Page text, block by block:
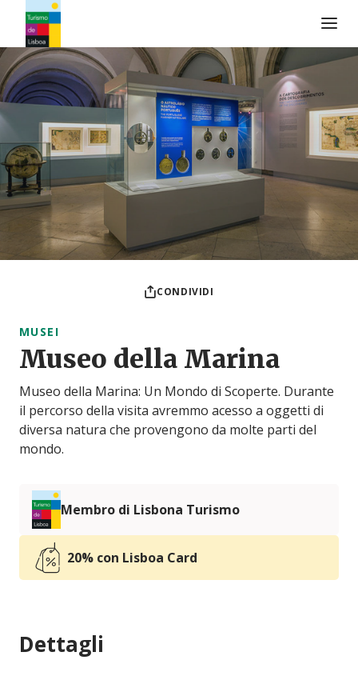
Logo di Turismo de Lisboa
CONDIVIDI
MUSEI
Museo della Marina
Museo della Marina: Un Mondo di Scoperte. Durante
il percorso della visita avremmo acesso a oggetti di
diversa natura che provengono da molte parti del
mondo.
Membro di Lisbona Turismo
20% con Lisboa Card
Dettagli